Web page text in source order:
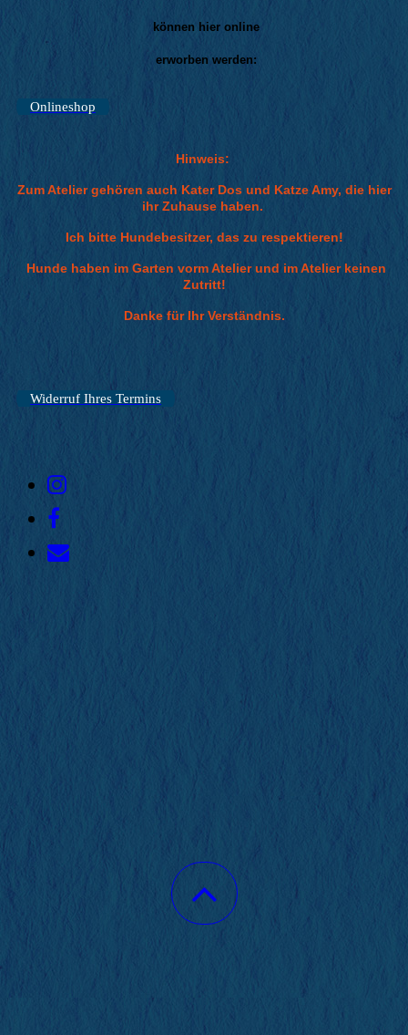
können hier online
erworben werden:
Onlineshop
Hinweis:
Zum Atelier gehören auch Kater Dos und Katze Amy, die hier
ihr Zuhause haben.
Ich bitte Hundebesitzer, das zu respektieren!
Hunde haben im Garten vorm Atelier und im Atelier keinen
Zutritt!
Danke für Ihr Verständnis.
Widerruf Ihres Termins